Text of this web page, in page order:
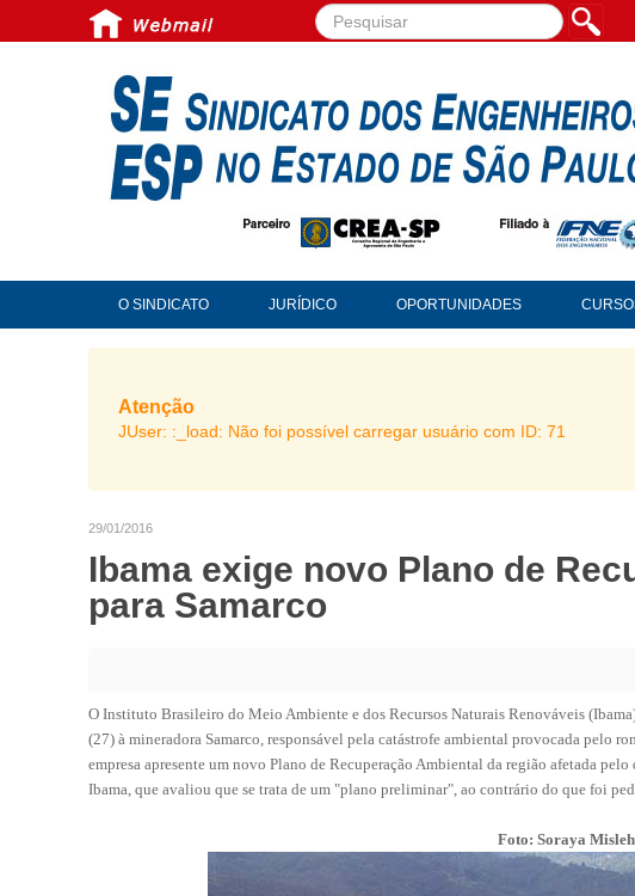
Pesquisar...
O SINDICATO JURÍDICO OPORTUNIDADES
Atenção
JUser: :_load: Não foi possível carregar usuário com ID: 71
29/01/2016
Ibama exige novo Plano de
para Samarco
O Instituto Brasileiro do Meio Ambiente e dos Recursos Naturais Renováveis
(27) à mineradora Samarco, responsável pela catástrofe ambiental provocada pelo
empresa apresente um novo Plano de Recuperação Ambiental da região afetada
Ibama, que avaliou que se trata de um "plano preliminar", ao contrário do que foi
Foto: Soraya Misleh